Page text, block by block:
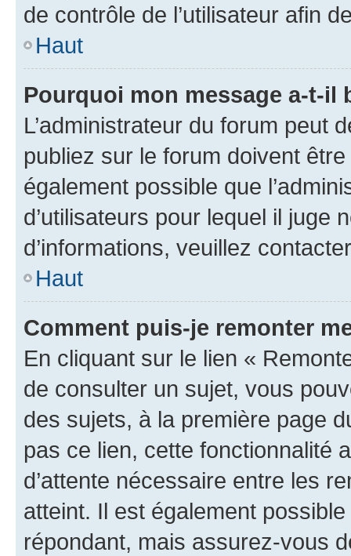
de contrôle de l’utilisateur afin
Haut
Pourquoi mon message a-t-il
L’administrateur du forum peut
publiez sur le forum doivent
également possible que
d’utilisateurs pour lequel il juge
d’informations, veuillez
Haut
Comment puis-je remonter
En cliquant sur le lien «
de consulter un sujet, vous
des sujets, à la première page
pas ce lien, cette fonctionnalité
d’attente nécessaire entre les
atteint. Il est également
répondant, mais assurez-vous